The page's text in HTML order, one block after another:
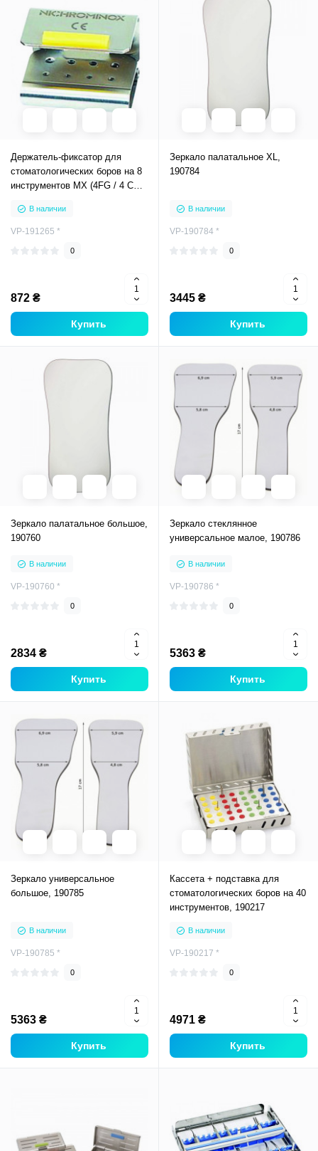
Держатель-фиксатор для
стоматологических боров на 8
инструментов MX (4FG / 4 CA),
В наличии
VP-191265 *
0
872 ₴
Купить
Зеркало палатальное XL,
190784
В наличии
VP-190784 *
0
3445 ₴
Купить
Зеркало палатальное большое,
190760
В наличии
VP-190760 *
0
2834 ₴
Купить
Зеркало стеклянное
универсальное малое, 190786
В наличии
VP-190786 *
0
5363 ₴
Купить
Зеркало универсальное
большое, 190785
В наличии
VP-190785 *
0
5363 ₴
Купить
Кассета + подставка для
стоматологических боров на 40
инструментов, 190217
В наличии
VP-190217 *
0
4971 ₴
Купить